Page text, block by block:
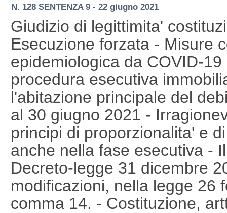
N. 128 SENTENZA 9 - 22 giugno 2021
Giudizio di legittimita'
Esecuzione forzata - Misure
epidemiologica da COVID-
procedura esecutiva
l'abitazione principale del
al 30 giugno 2021 -
principi di proporzionalita' e
anche nella fase esecutiva -
Decreto-legge 31 dicembre
modificazioni, nella legge 26
comma 14. - Costituzione,